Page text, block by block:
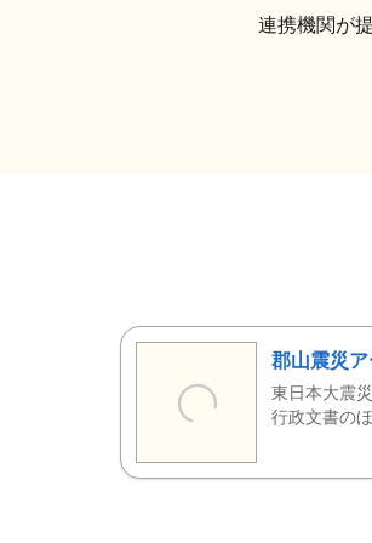
連携機関が
郡山震災
東日本大震
行政文書の